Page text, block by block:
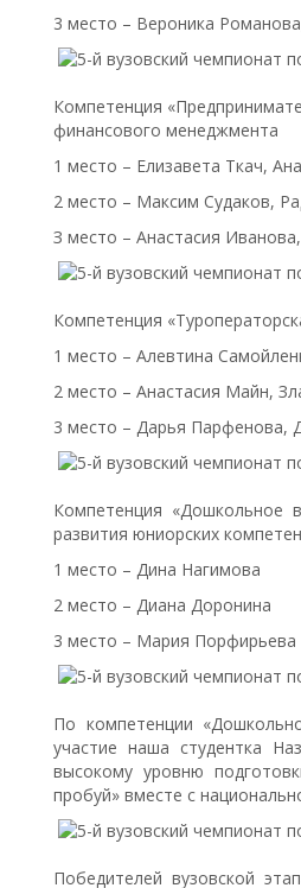
3 место – Вероника
Компетенция
финансового менеджмента
1 место – Елизавета Ткач,
2 место – Максим Судаков,
З место – Анастасия
Компетенция
1 место – Алевтина
2 место – Анастасия Майн,
3 место – Дарья Парфенова,
Компетенция «Дошкольное
развития юниорских
1 место – Дина Нагимова
2 место – Диана Доронина
3 место – Мария Порфирьева
По компетенции
участие наша студентка
высокому уровню
пробуй» вместе с
Победителей вузовской